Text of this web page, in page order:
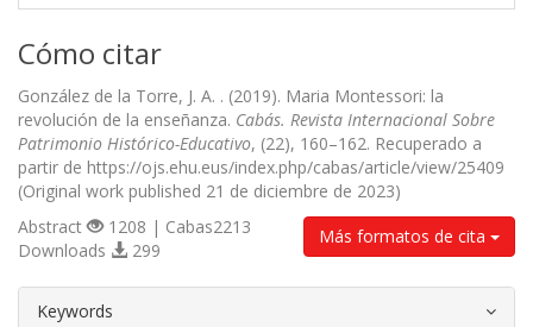
Cómo citar
González de la Torre, J. A. . (2019). Maria Montessori: la
revolución de la enseñanza. Cabás. Revista Internacional Sobre
Patrimonio Histórico-Educativo, (22), 160–162. Recuperado a
partir de https://ojs.ehu.eus/index.php/cabas/article/view/25409
(Original work published 21 de diciembre de 2023)
Más formatos de cita
Abstract
1208 | Cabas2213
Downloads
299
Keywords